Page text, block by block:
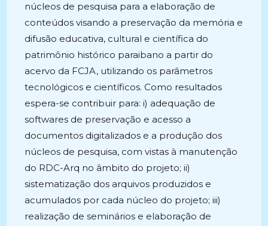
núcleos de pesquisa para a elaboração de
conteúdos visando a preservação da memória e
difusão educativa, cultural e científica do
patrimônio histórico paraibano a partir do
acervo da FCJA, utilizando os parâmetros
tecnológicos e científicos. Como resultados
espera-se contribuir para: i) adequação de
softwares de preservação e acesso a
documentos digitalizados e a produção dos
núcleos de pesquisa, com vistas à manutenção
do RDC-Arq no âmbito do projeto; ii)
sistematização dos arquivos produzidos e
acumulados por cada núcleo do projeto; iii)
realização de seminários e elaboração de